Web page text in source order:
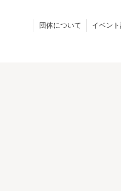
団体について イベン